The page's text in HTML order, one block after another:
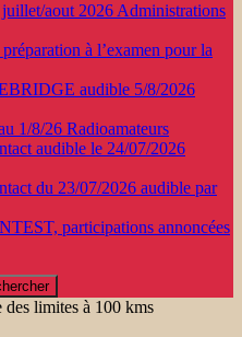
aout 2026 Administrations
à l’examen pour la
audible 5/8/2026
1/8/26 Radioamateurs
audible le 24/07/2026
du 23/07/2026 audible par
participations annoncées
limites à 100 kms